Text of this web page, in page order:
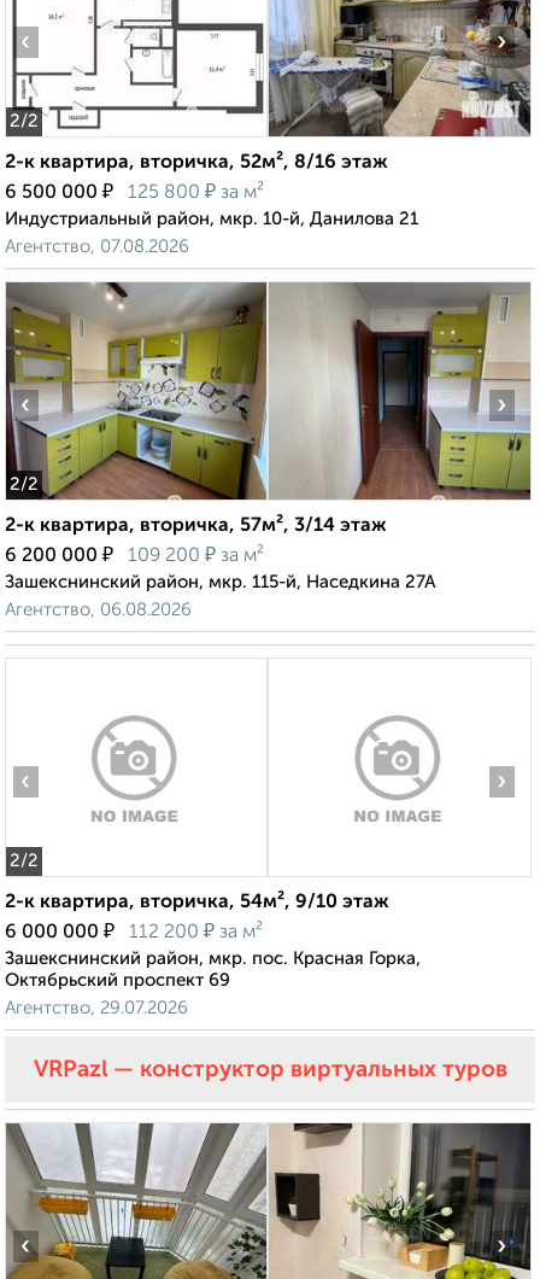
2/2
‹ ›
2-к квартира, вторичка, 52м², 8/16 этаж
6 500 000 ₽ 125 800 ₽ за м²
Индустриальный район, мкр. 10-й, Данилова 21
Агентство, 07.08.2026
2/2
‹ ›
2-к квартира, вторичка, 57м², 3/14 этаж
6 200 000 ₽ 109 200 ₽ за м²
Зашекснинский район, мкр. 115-й, Наседкина 27А
Агентство, 06.08.2026
2/2
‹ ›
2-к квартира, вторичка, 54м², 9/10 этаж
6 000 000 ₽ 112 200 ₽ за м²
Зашекснинский район, мкр. пос. Красная Горка,
Октябрьский проспект 69
Агентство, 29.07.2026
VRPazl — конструктор виртуальных туров
‹ ›